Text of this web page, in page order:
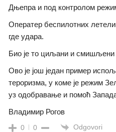
Дњепра и под контролом
Оператер беспилотних
где удара.
Био је то циљани и смишљени
Ово је још један пример
тероризма, у коме је режим
уз одобравање и помоћ
Владимир Рогов
0 0 Odgovori